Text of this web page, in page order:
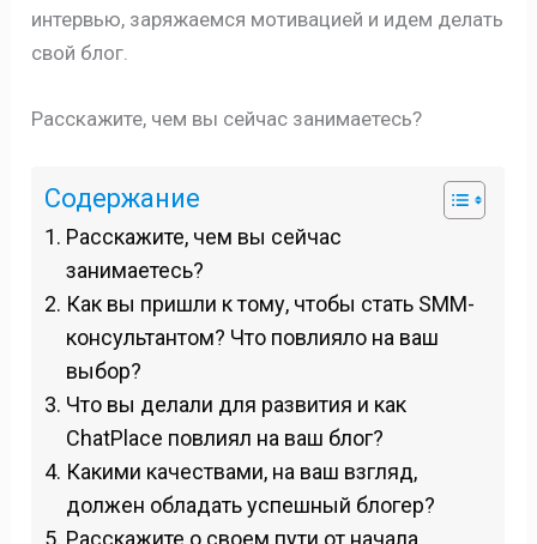
интервью, заряжаемся мотивацией и идем делать
свой блог.
Расскажите, чем вы сейчас занимаетесь?
Содержание
Расскажите, чем вы сейчас
занимаетесь?
Как вы пришли к тому, чтобы стать SMM-
консультантом? Что повлияло на ваш
выбор?
Что вы делали для развития и как
ChatPlace повлиял на ваш блог?
Какими качествами, на ваш взгляд,
должен обладать успешный блогер?
Расскажите о своем пути от начала